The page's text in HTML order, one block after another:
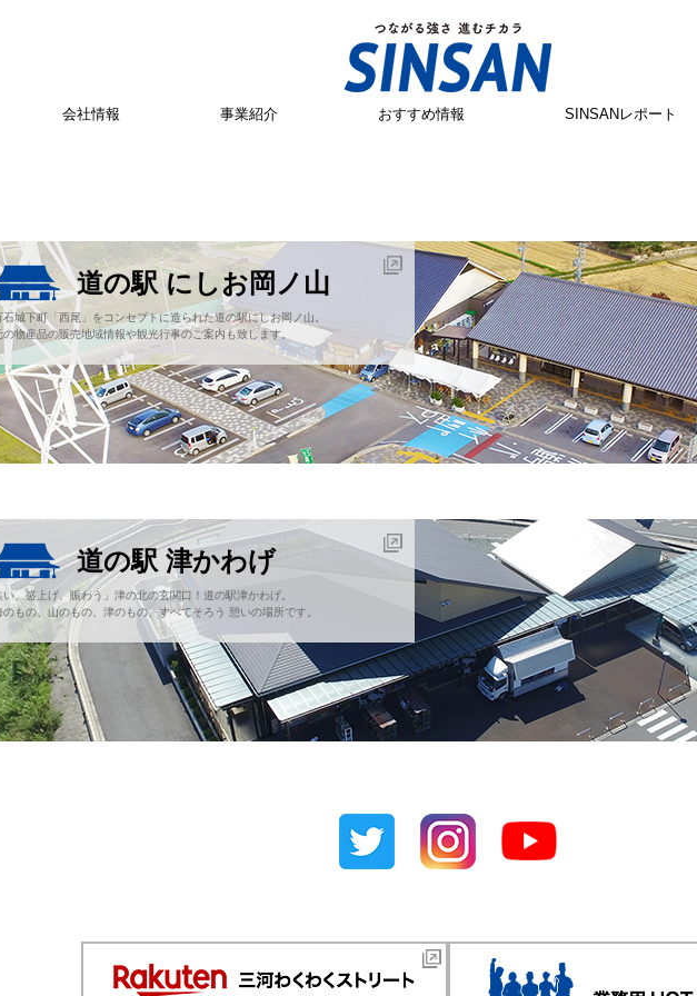
会社情報 事業紹介 おすすめ情報 SINSANレポート
道の駅 にしお岡ノ山
石城下町「西尾」をコンセプトに造られた道の駅にしお岡ノ山。
の物産品の販売地域情報や観光行事のご案内も致します。
道の駅 津かわげ
い、盛上げ、賑わう」津の北の玄関口！道の駅津かわげ。
のもの、山のもの、津のもの、すべてそろう 憩いの場所です。